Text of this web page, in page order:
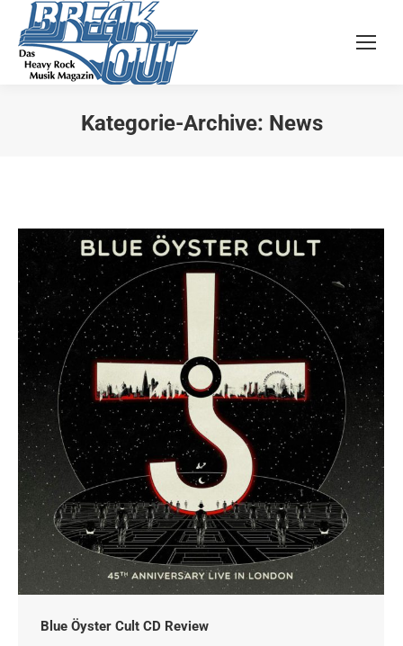
Kategorie-Archive: News
Blue Öyster Cult CD Review